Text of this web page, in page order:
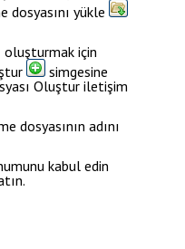
dosyasını yükle
oluşturmak için
simgesine
Oluştur iletişim
dosyasının adını
kabul edin